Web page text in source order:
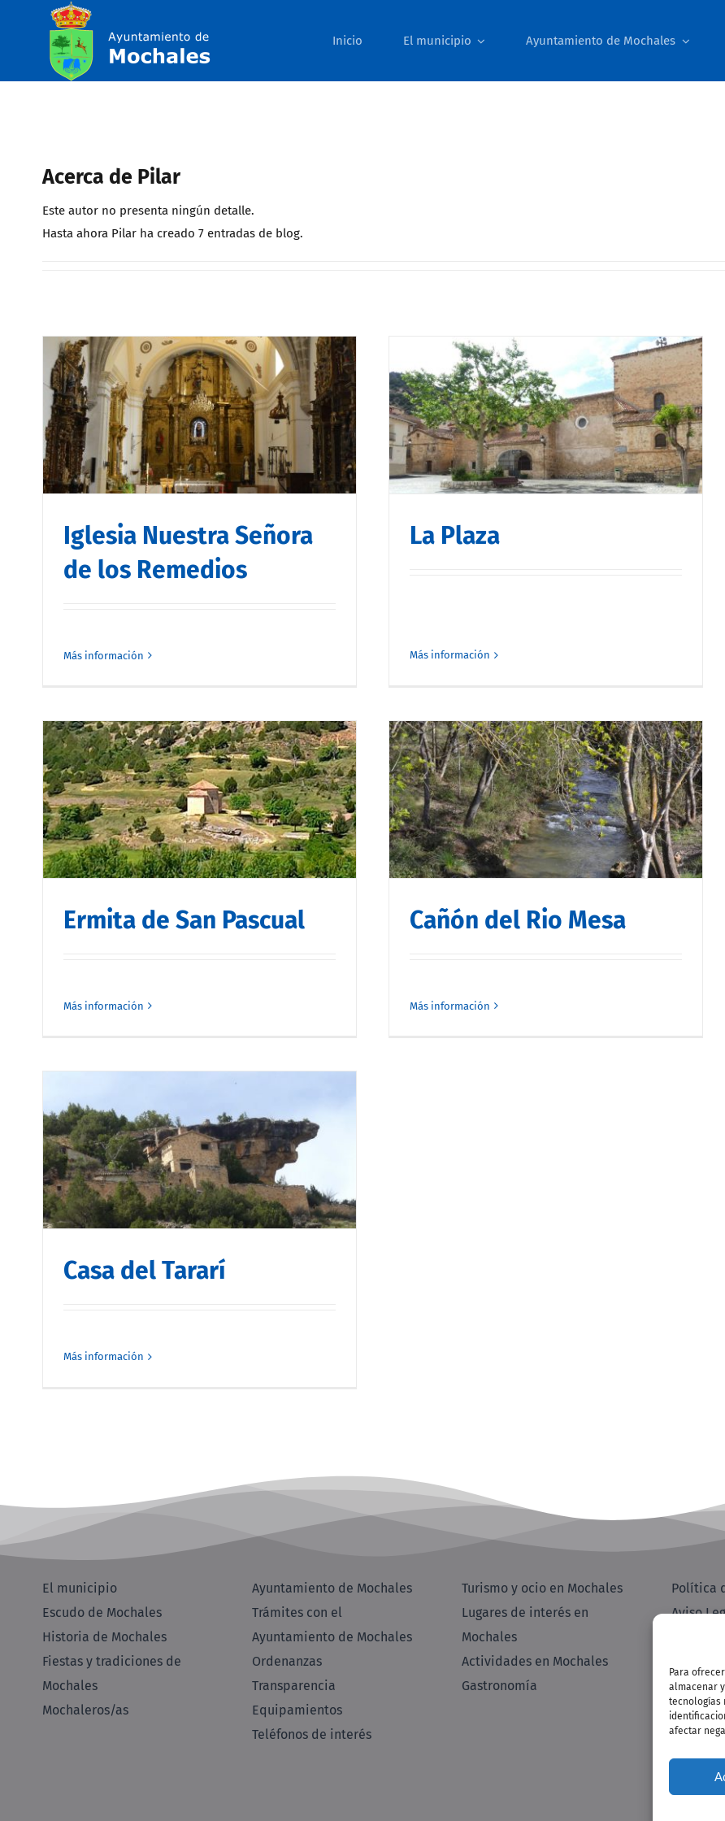
Para
almacenar
tecnologías
afectar
contenido
Inicio El municipio Ayuntamiento de Mochales
Acerca de Pilar
Este autor no presenta ningún detalle.
Hasta ahora Pilar ha creado 7 entradas de blog.
Iglesia Nuestra Señora
de los Remedios
Más información
La Plaza
Más información
Ermita de San Pascual
Más información
Cañón del Rio Mesa
Más información
Casa del Tararí
Más información
El municipio
Escudo de Mochales
Historia de Mochales
Fiestas y tradiciones de
Mochales
Mochaleros/as
Ayuntamiento de Mochales
Trámites con el
Ayuntamiento de Mochales
Ordenanzas
Transparencia
Equipamientos
Teléfonos de interés
Turismo y ocio en Mochales
Lugares de interés en
Mochales
Actividades en Mochales
Gastronomía
Política
Aviso
Política